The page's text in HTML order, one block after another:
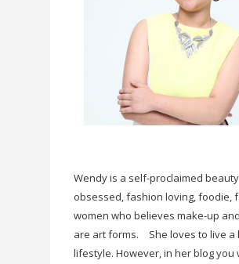
Wendy is a self-proclaimed beauty
obsessed, fashion loving, foodie,
women who believes make-up
are art forms.
She loves to live
lifestyle. However, in her blog you